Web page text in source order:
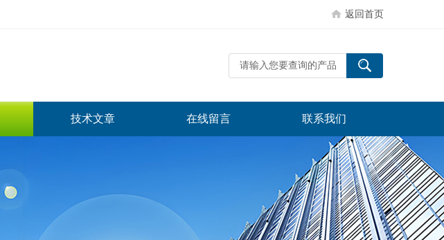
返回首页
技术文章 在线留言 联系我们